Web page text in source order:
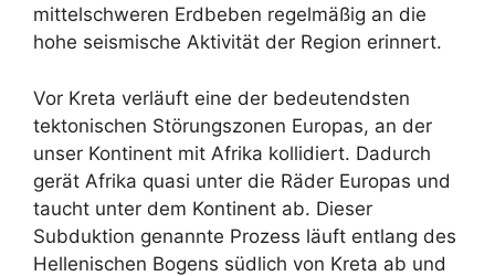
mittelschweren Erdbeben regelmäßig an die
hohe seismische Aktivität der Region erinnert.
Vor Kreta verläuft eine der bedeutendsten
tektonischen Störungszonen Europas, an der
unser Kontinent mit Afrika kollidiert. Dadurch
gerät Afrika quasi unter die Räder Europas und
taucht unter dem Kontinent ab. Dieser
Subduktion genannte Prozess läuft entlang des
Hellenischen Bogens südlich von Kreta ab und